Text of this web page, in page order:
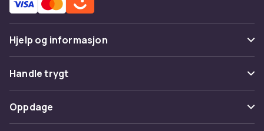
Hjelp og informasjon
Vanlige spørsmål
Spor pakke
Angre & returner her
Handle trygt
Betaling
Levering
Oppdage